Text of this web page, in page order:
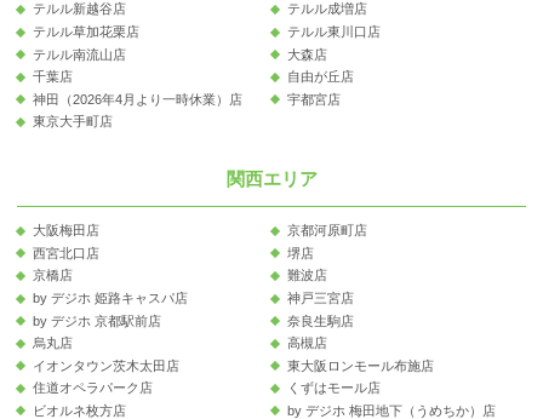
テルル新越谷店
テルル成増店
テルル草加花栗店
テルル東川口店
テルル南流山店
大森店
千葉店
自由が丘店
神田（2026年4月より一時休業）店
宇都宮店
東京大手町店
関西エリア
大阪梅田店
京都河原町店
西宮北口店
堺店
京橋店
難波店
by デジホ 姫路キャスパ店
神戸三宮店
by デジホ 京都駅前店
奈良生駒店
烏丸店
高槻店
イオンタウン茨木太田店
東大阪ロンモール布施店
住道オペラパーク店
くずはモール店
ビオルネ枚方店
by デジホ 梅田地下（うめちか）店